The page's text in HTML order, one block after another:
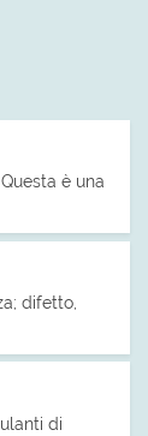
è una
difetto,
di